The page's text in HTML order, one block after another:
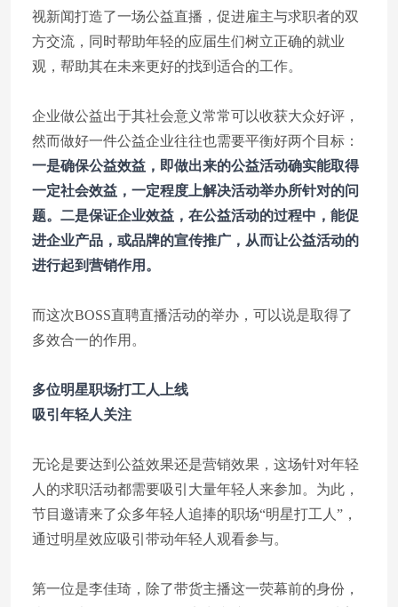
视新闻打造了一场公益直播，促进雇主与求职者的双
方交流，同时帮助年轻的应届生们树立正确的就业
观，帮助其在未来更好的找到适合的工作。
企业做公益出于其社会意义常常可以收获大众好评，
然而做好一件公益企业往往也需要平衡好两个目标：
一是确保公益效益，即做出来的公益活动确实能取得
一定社会效益，一定程度上解决活动举办所针对的问
题。二是保证企业效益，在公益活动的过程中，能促
进企业产品，或品牌的宣传推广，从而让公益活动的
进行起到营销作用。
而这次BOSS直聘直播活动的举办，可以说是取得了
多效合一的作用。
多位明星职场打工人上线
吸引年轻人关注
无论是要达到公益效果还是营销效果，这场针对年轻
人的求职活动都需要吸引大量年轻人来参加。为此，
节目邀请来了众多年轻人追捧的职场“明星打工人”，
通过明星效应吸引带动年轻人观看参与。
第一位是李佳琦，除了带货主播这一荧幕前的身份，